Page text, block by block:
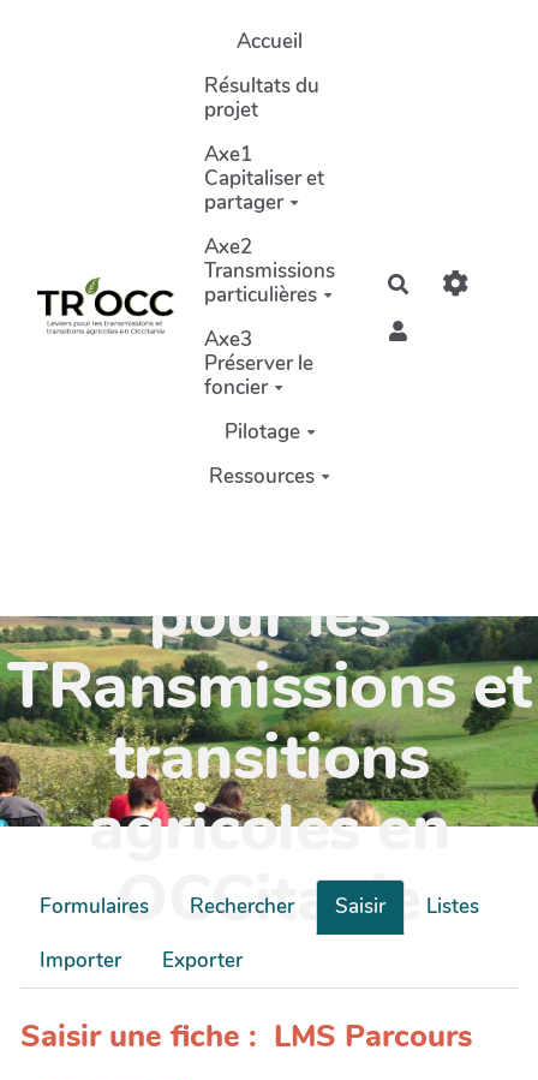
Aller au contenu principalAccueil
Résultats du
projet
Axe1
Capitaliser et
partager
Axe2
Transmissions
particulières
Axe3
Préserver le
foncier
Pilotage
Ressources
Rechercher
pour les
TRansmissions et
transitions
agricoles en
OCCitanie
Formulaires Rechercher Saisir
Listes
Importer
Exporter
Saisir une fiche : LMS Parcours